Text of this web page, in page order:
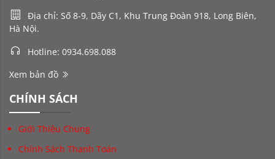
Địa chỉ: Số 8-9, Dãy C1, Khu Trung Đoàn 918, Long Biên,
Hà Nội.
Hotline: 0934.698.088
Xem bản đồ
CHÍNH SÁCH
Giới Thiệu Chung
Chính Sách Thanh Toán